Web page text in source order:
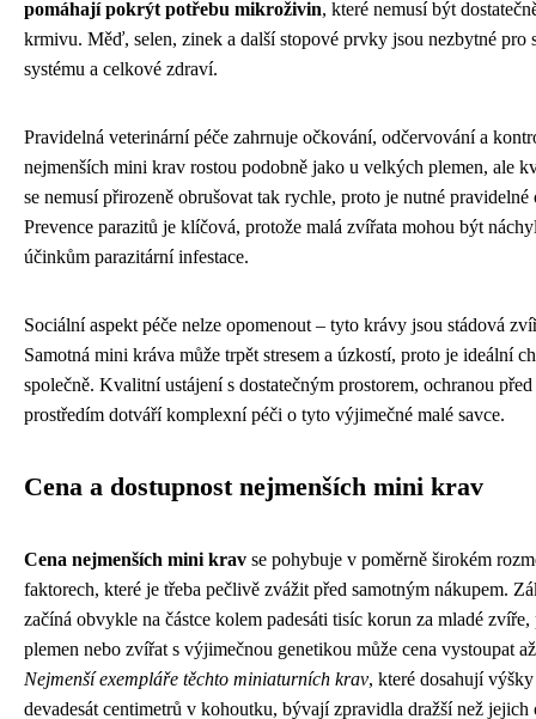
pomáhají pokrýt potřebu mikroživin, které nemusí být
krmivu. Měď, selen, zinek a další stopové prvky jsou nezbytné
systému a celkové zdraví.
Pravidelná veterinární péče zahrnuje očkování, odčervování a
nejmenších mini krav rostou podobně jako u velkých plemen, ale
se nemusí přirozeně obrušovat tak rychle, proto je nutné
Prevence parazitů je klíčová, protože malá zvířata mohou být
účinkům parazitární infestace.
Sociální aspekt péče nelze opomenout – tyto krávy jsou stádová
Samotná mini kráva může trpět stresem a úzkostí, proto je ideální
společně. Kvalitní ustájení s dostatečným prostorem, ochranou
prostředím dotváří komplexní péči o tyto výjimečné malé savce.
Cena a dostupnost nejmenších mini krav
Cena nejmenších mini krav se pohybuje v poměrně širokém
faktorech, které je třeba pečlivě zvážit před samotným nákupem.
začíná obvykle na částce kolem padesáti tisíc korun za mladé
plemen nebo zvířat s výjimečnou genetikou může cena vystoupat
Nejmenší exempláře těchto miniaturních krav, které dosahují
devadesát centimetrů v kohoutku, bývají zpravidla dražší než